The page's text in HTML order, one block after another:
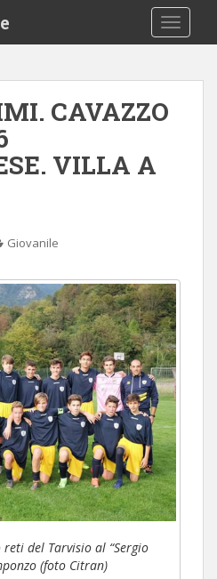
CAVAZZO
VILLA A
Giovanile
al “Sergio
(foto Citran)